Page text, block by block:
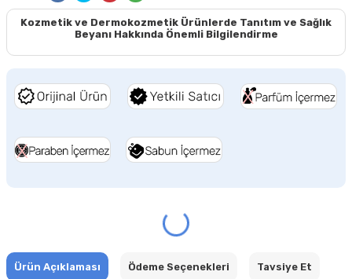
Kozmetik ve Dermokozmetik Ürünlerde Tanıtım ve Sağlık
Beyanı Hakkında Önemli Bilgilendirme
Ürün Açıklaması Ödeme Seçenekleri Tavsiye Et